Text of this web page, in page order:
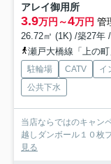
アレイ御用所
3.9万円～4万円 管
26.72㎡ (1K) /築27年
瀬戸大橋線「上の
駐輪場 CATV イ
公共下水
当店ならではのキャン
越しダンボール１０枚
見る